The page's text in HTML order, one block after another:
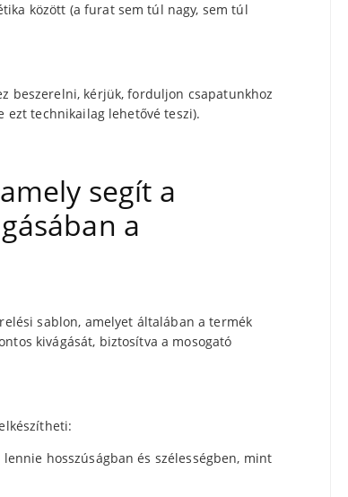
között (a furat sem túl nagy, sem túl
beszerelni, kérjük, forduljon csapatunkhoz
ezt technikailag lehetővé teszi).
segít a
a
sablon, amelyet általában a termék
kivágását, biztosítva a mosogató
hosszúságban és szélességben, mint